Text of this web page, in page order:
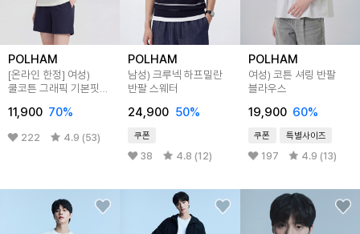
POLHAM
[온라인 한정] 여성)
쿨코튼 그래픽 기본핏
11,900 70%
222 4.9 (53)
POLHAM
남성) 크루넥 하프밀란
반팔 스웨터
24,900 50%
쿠폰
38 4.8 (12)
POLHAM
여성) 코튼 셔링 반팔
블라우스
19,900 60%
쿠폰 특별사이즈
197 4.9 (13)